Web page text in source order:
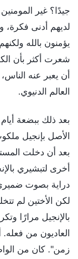
جيدًا؟ غير
لديهم أدنى فكرة،
يؤمنون بالله
شعرت أكثر بأن
أن يعبر عنه
العالم الدنيوي.
بعد ذلك ببضعة
الأصل بإنجيل
بعد أن دخلت
أخرى لتبشيري
دراية بصوت
لكن الأختين لم
بالإنجيل مرارًا
العاديون من
زمن". كان من